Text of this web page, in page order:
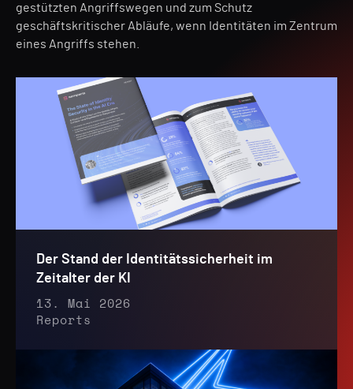
gestützten Angriffswegen und zum Schutz
geschäftskritischer Abläufe, wenn Identitäten im Zentrum
eines Angriffs stehen.
Der Stand der Identitätssicherheit im
Zeitalter der KI
13. Mai 2026
Reports